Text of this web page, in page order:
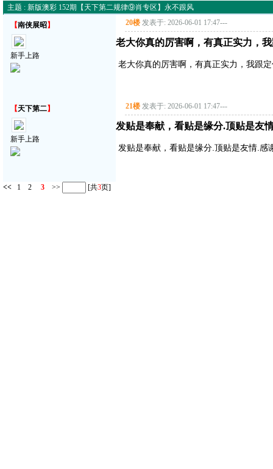
主题 : 新版澳彩 152期【天下第二规律⑨肖专区】永不跟风
【南侠展昭】
新手上路
20楼 发表于: 2026-06-01 17:47---
老大你真的厉害啊，有真正实力，
老大你真的厉害啊，有真正实力，我跟
【天下第二】
新手上路
21楼 发表于: 2026-06-01 17:47---
发贴是奉献，看贴是缘分.顶贴是友
发贴是奉献，看贴是缘分.顶贴是友情.感
<< 1 2 3 >> [共3页]